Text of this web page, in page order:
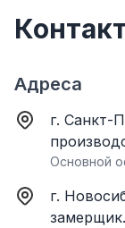
Адреса
г. Санкт-
Основной
г.
замерщик.